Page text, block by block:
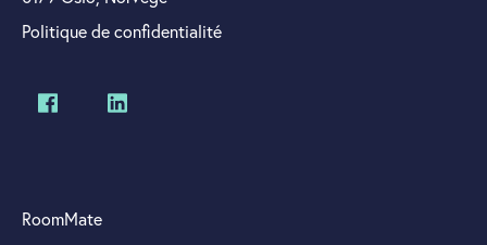
Politique de confidentialité
RoomMate